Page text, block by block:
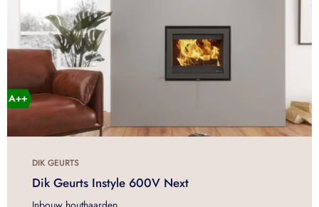
DIK GEURTS
Dik Geurts Instyle 600V Next